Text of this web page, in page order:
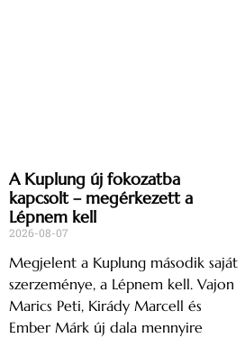
A Kuplung új fokozatba
kapcsolt – megérkezett a
Lépnem kell
2026-08-07
Megjelent a Kuplung második saját
szerzeménye, a Lépnem kell. Vajon
Marics Peti, Kirády Marcell és
Ember Márk új dala mennyire